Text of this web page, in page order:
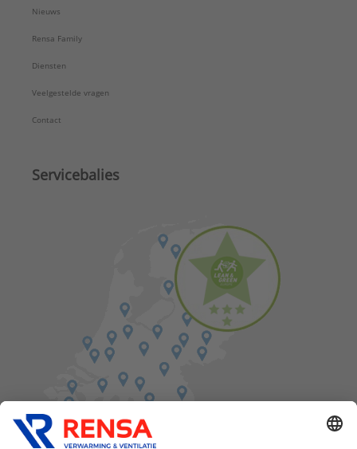
Nieuws
Rensa Family
Diensten
Veelgestelde vragen
Contact
Servicebalies